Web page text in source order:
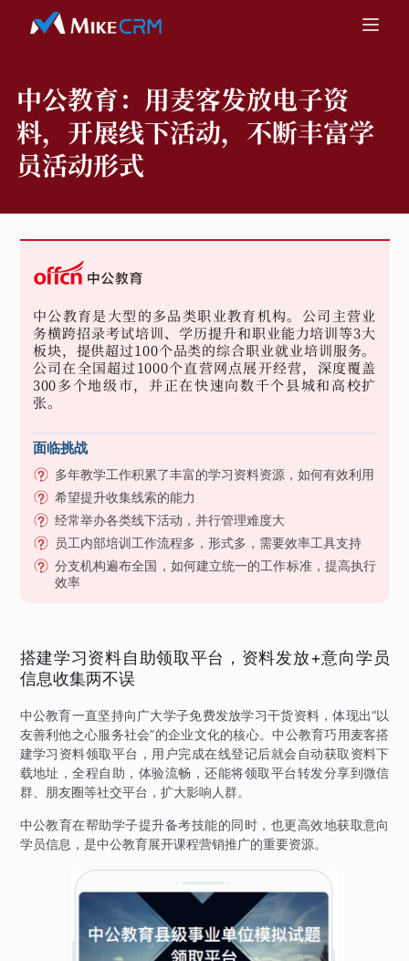
中公教育： 用麦客发放电子资
料，开展线下活动，不断丰富学
员活动形式
中公教育是大型的多品类职业教育机构。公司主营业
务横跨招录考试培训、学历提升和职业能力培训等3大
板块，提供超过100个品类的综合职业就业培训服务。
公司在全国超过1000个直营网点展开经营，深度覆盖
300多个地级市，并正在快速向数千个县城和高校扩
张。
面临挑战
多年教学工作积累了丰富的学习资料资源，如何有效利用
希望提升收集线索的能力
经常举办各类线下活动，并行管理难度大
员工内部培训工作流程多，形式多，需要效率工具支持
分支机构遍布全国，如何建立统一的工作标准，提高执行
效率
搭建学习资料自助领取平台，资料发放+意向学员
信息收集两不误
中公教育一直坚持向广大学子免费发放学习干货资料，体现出“以
友善利他之心服务社会”的企业文化的核心。中公教育巧用麦客搭
建学习资料领取平台，用户完成在线登记后就会自动获取资料下
载地址，全程自助，体验流畅，还能将领取平台转发分享到微信
群、朋友圈等社交平台，扩大影响人群。
中公教育在帮助学子提升备考技能的同时，也更高效地获取意向
学员信息，是中公教育展开课程营销推广的重要资源。